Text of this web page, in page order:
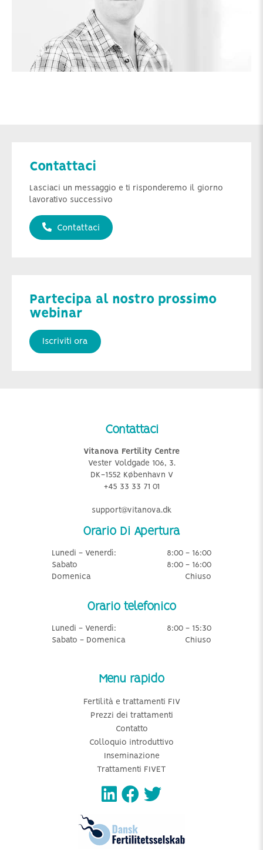
Contattaci
Lasciaci un messaggio e ti risponderemo il giorno
lavorativo successivo
Contattaci
Partecipa al nostro prossimo
webinar
Iscriviti ora
Contattaci
Vitanova Fertility Centre
Vester Voldgade 106, 3.
DK-1552 København V
+45 33 33 71 01
support@vitanova.dk
Orario Di Apertura
Lunedi - Venerdì:
8:00 - 16:00
Sabato
8:00 - 16:00
Domenica
Chiuso
Orario telefonico
Lunedi - Venerdì:
8:00 - 15:30
Sabato - Domenica
Chiuso
Menu rapido
Fertilità e trattamenti FIV
Prezzi dei trattamenti
Contatto
Colloquio introduttivo
Inseminazione
Trattamenti FIVET